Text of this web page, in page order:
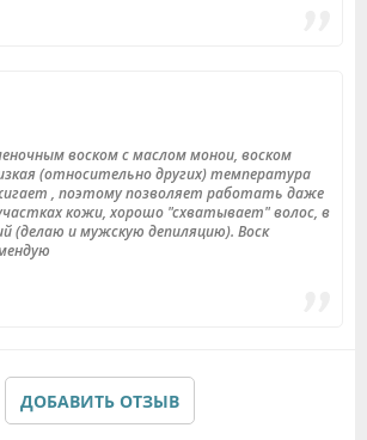
воском с маслом монои, воском
(относительно других) температура
, поэтому позволяет работать даже
кожи, хорошо "схватывает" волос, в
(делаю и мужскую депиляцию). Воск
ДОБАВИТЬ ОТЗЫВ